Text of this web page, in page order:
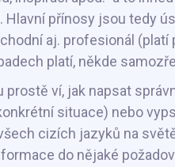
přínosy jsou tedy
aj. profesionál (platí
platí, někde
prostě ví, jak napsat
situace) nebo
cizích jazyků na
do nějaké